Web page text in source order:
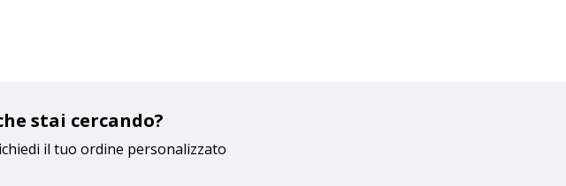
stai cercando?
il tuo ordine personalizzato